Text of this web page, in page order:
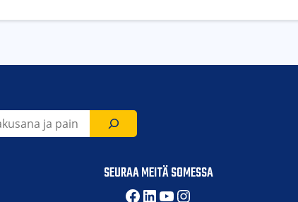
SEURAA MEITÄ SOMESSA
Facebook
LinkedIn
YouTube
Instagram